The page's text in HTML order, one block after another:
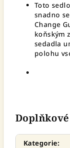
Toto
snadno
Change
koňským
sedadla
polohu
Kategorie: